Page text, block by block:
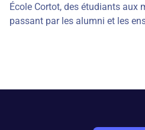
École Cortot, des étudiants aux
passant par les alumni et les